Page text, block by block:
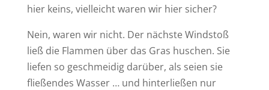
hier keins, vielleicht waren wir hier sicher?
Nein, waren wir nicht. Der nächste Windstoß
ließ die Flammen über das Gras huschen. Sie
liefen so geschmeidig darüber, als seien sie
fließendes Wasser … und hinterließen nur